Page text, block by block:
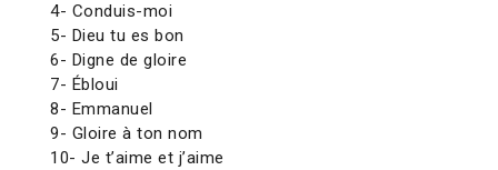
4- Conduis-moi
5- Dieu tu es bon
6- Digne de gloire
7- Ébloui
8- Emmanuel
9- Gloire à ton nom
10- Je t’aime et j’aime